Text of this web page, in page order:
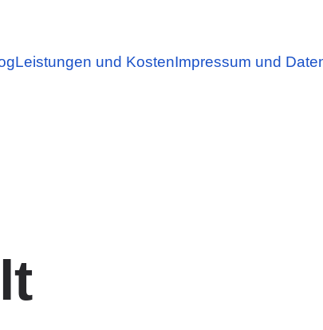
Leistungen und KostenImpressum und